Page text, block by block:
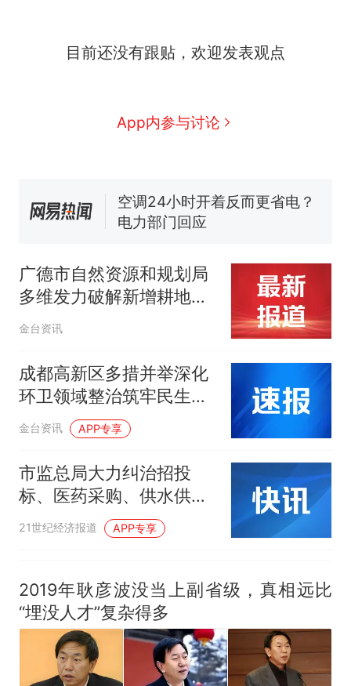
目前还没有跟贴，欢迎发表观点
App内参与讨论
人生
新 搬家报价570元，搬到楼下
交5060元才肯搬上楼！女子傻
空调24小时开着反而更省电？
电力部门回应
试前13名均遭淘汰？教育局：
已叫停招聘，成立调查组全面
核查
“不建议大家买深色蛋糕”上热
搜，网友：天塌了！
那个在床头放菜刀的女孩，
人生
广德市自然资源和规划局
多维发力破解新增耕地管
护难题
金台资讯
成都高新区多措并举深化
环卫领域整治筑牢民生资
金“防火墙”
金台资讯 APP专享
市监总局大力纠治招投
标、医药采购、供水供气
等领域公平竞争问题
21世纪经济报道 APP专享
2019年耿彦波没当上副省级，真相远比
“埋没人才”复杂得多